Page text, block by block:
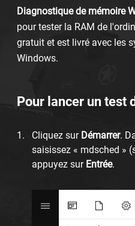
Diagnostique de mémoire
pour tester la RAM de
gratuit et est livré avec les
Windows.
Pour lancer un test
Cliquez sur Démarrer.
saisissez « mdsched »
appuyez sur Entrée.